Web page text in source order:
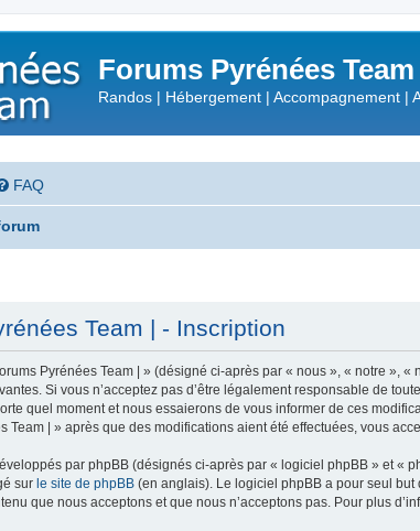
Forums Pyrénées Team
Randos | Hébergement | Accompagnement |
FAQ
Team | - Inscription
Pyrénées Team | » (désigné ci-après par « nous », « notre »,
Si vous n’acceptez pas d’être légalement responsable de
quel moment et nous essaierons de vous informer de ces
Team | » après que des modifications aient été effectuées, vous
par phpBB (désignés ci-après par « logiciel phpBB » et «
sur le site de phpBB (en anglais). Le logiciel phpBB a pour seul
que nous acceptons et que nous n’acceptons pas. Pour plus